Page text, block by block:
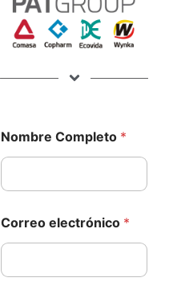
Nombre Completo *
Correo electrónico *